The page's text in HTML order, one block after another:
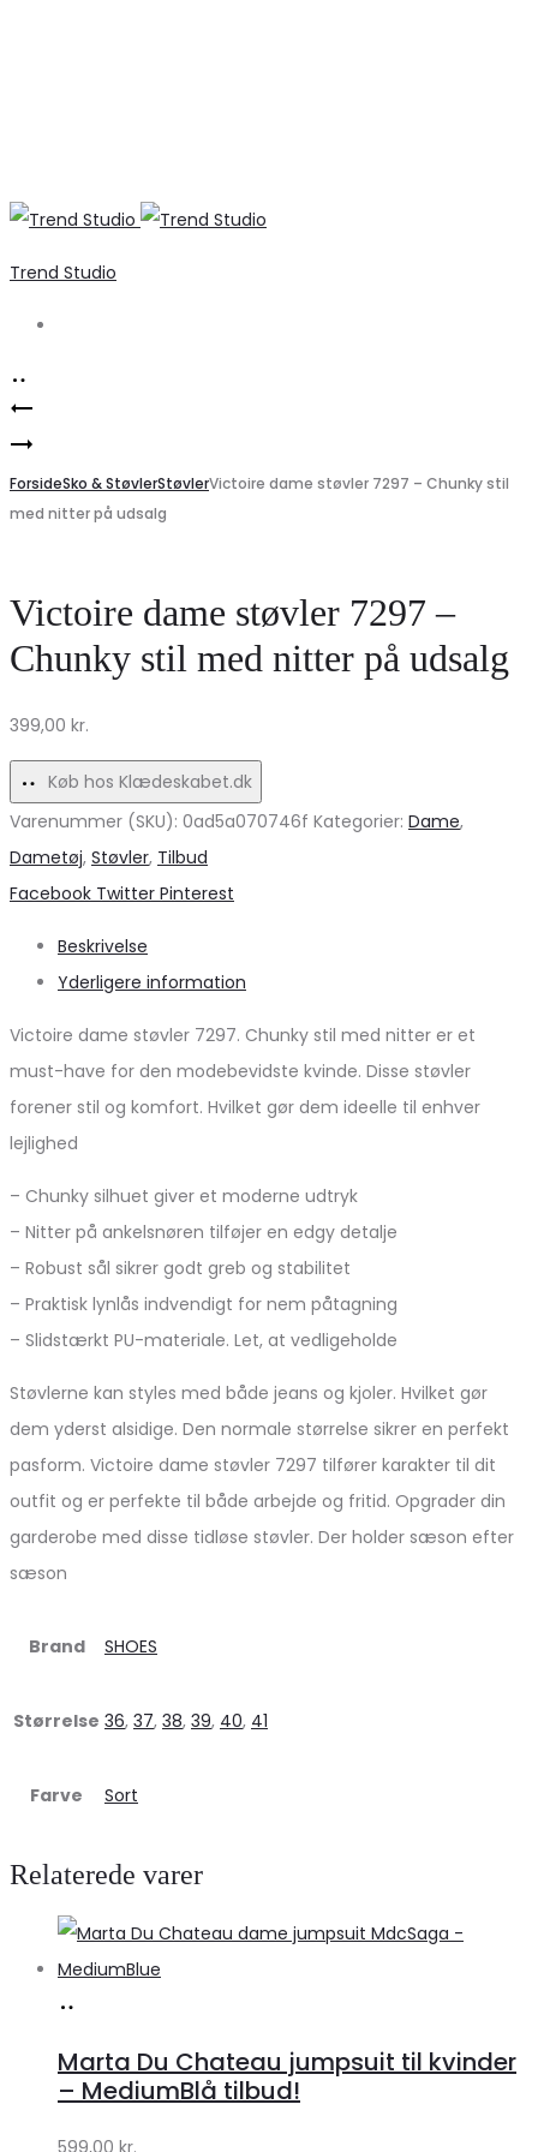
Trend Studio
Product
navigation
Damejeans
ONLMERCER
Stilfuld
komfort!
Marta
du
Chateau
MdcRossella
7228
–
tilbud!
ForsideSko & StøvlerStøvlerVictoire dame støvler 7297 – Chunky stil
med nitter på udsalg
Victoire dame støvler 7297 –
Chunky stil med nitter på udsalg
399,00 kr.
Køb hos Klædeskabet.dk
Varenummer (SKU): 0ad5a070746f Kategorier: Dame,
Dametøj, Støvler, Tilbud
Share
Facebook Twitter Pinterest
Beskrivelse
Yderligere information
Victoire dame støvler 7297. Chunky stil med nitter er et
must-have for den modebevidste kvinde. Disse støvler
forener stil og komfort. Hvilket gør dem ideelle til enhver
lejlighed
– Chunky silhuet giver et moderne udtryk
– Nitter på ankelsnøren tilføjer en edgy detalje
– Robust sål sikrer godt greb og stabilitet
– Praktisk lynlås indvendigt for nem påtagning
– Slidstærkt PU-materiale. Let, at vedligeholde
Støvlerne kan styles med både jeans og kjoler. Hvilket gør
dem yderst alsidige. Den normale størrelse sikrer en perfekt
pasform. Victoire dame støvler 7297 tilfører karakter til dit
outfit og er perfekte til både arbejde og fritid. Opgrader din
garderobe med disse tidløse støvler. Der holder sæson efter
sæson
Brand SHOES
Størrelse 36, 37, 38, 39, 40, 41
Farve Sort
Relaterede varer
Klædeskabet.dk
Marta Du Chateau jumpsuit til kvinder
– MediumBlå tilbud!
599,00 kr.